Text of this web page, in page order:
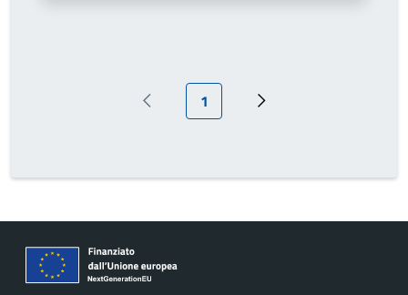
Pagina precedente
Pagina attuale
1 Pagina successiva